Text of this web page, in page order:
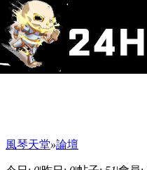
風琴天堂»論壇